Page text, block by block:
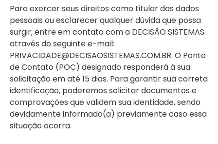
Para exercer seus direitos como titular dos dados
pessoais ou esclarecer qualquer dúvida que possa
surgir, entre em contato com a DECISÃO SISTEMAS
através do seguinte e-mail:
PRIVACIDADE@DECISAOSISTEMAS.COM.BR. O Ponto
de Contato (POC) designado responderá à sua
solicitação em até 15 dias. Para garantir sua correta
identificação, poderemos solicitar documentos e
comprovações que validem sua identidade, sendo
devidamente informado(a) previamente caso essa
situação ocorra.